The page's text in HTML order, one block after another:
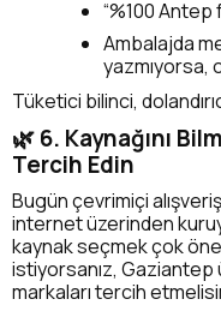
“%100 Antep
Ambalajda
yazmıyorsa,
Tüketici bilinci,
🌿 6. Kaynağını
Tercih Edin
Bugün çevrimiçi
internet üzerinden
kaynak seçmek çok
istiyorsanız, Gaziantep
markaları tercih